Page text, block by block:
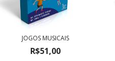
JOGOS MUSICAIS
R$51,00